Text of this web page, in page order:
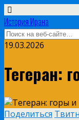
История Ирана
19.03.2026
Тегеран:
Поделиться